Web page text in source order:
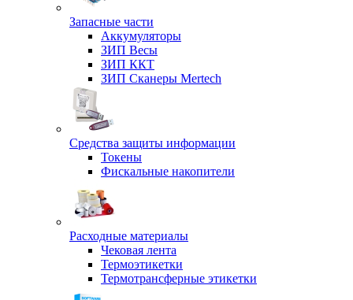
Запасные части
Аккумуляторы
ЗИП Весы
ЗИП ККТ
ЗИП Сканеры Mertech
Средства защиты информации
Токены
Фискальные накопители
Расходные материалы
Чековая лента
Термоэтикетки
Термотрансферные этикетки